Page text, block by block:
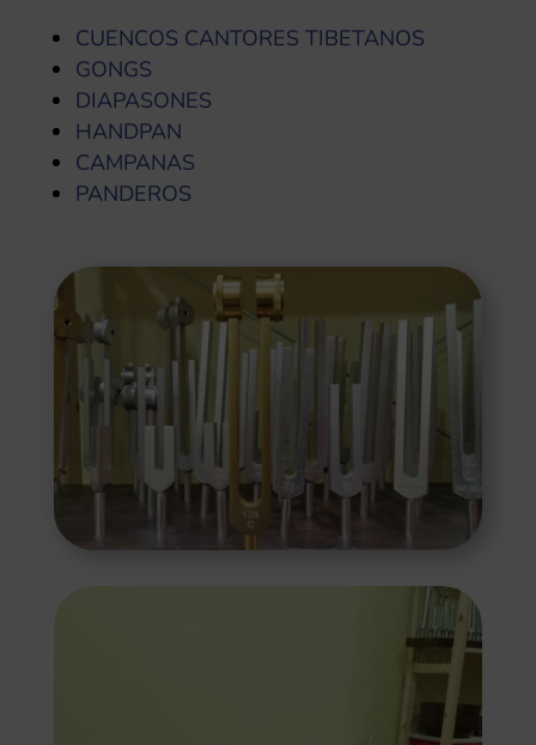
CUENCOS CANTORES TIBETANOS
GONGS
DIAPASONES
HANDPAN
CAMPANAS
PANDEROS